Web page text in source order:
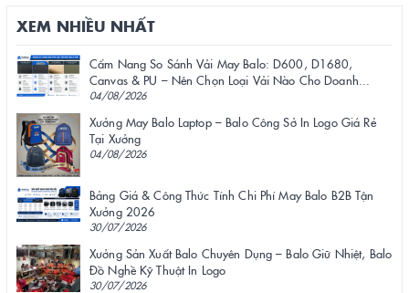
XEM NHIỀU NHẤT
Cẩm Nang So Sánh Vải May Balo: D600, D1680,
Canvas & PU – Nên Chọn Loại Vải Nào Cho Doanh...
04/08/2026
Xưởng May Balo Laptop – Balo Công Sở In Logo Giá Rẻ
Tại Xưởng
04/08/2026
Bảng Giá & Công Thức Tính Chi Phí May Balo B2B Tận
Xưởng 2026
30/07/2026
Xưởng Sản Xuất Balo Chuyên Dụng – Balo Giữ Nhiệt, Balo
Đồ Nghề Kỹ Thuật In Logo
30/07/2026